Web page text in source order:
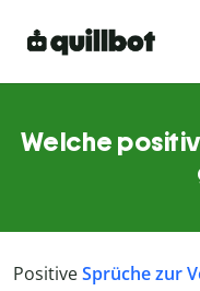
Welche
PositiveSprüchezur